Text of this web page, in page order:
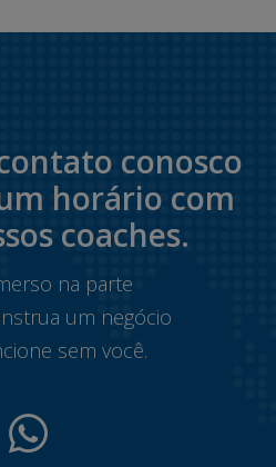
conosco
horário com
coaches.
na parte
um negócio
sem você.